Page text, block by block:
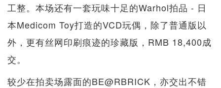
工整。本场还有一套玩味十足的Warhol拍品 - 日
本Medicom Toy打造的VCD玩偶，除了普通版以
外，更有丝网印刷痕迹的珍藏版，RMB 18,400成
交。
较少在拍卖场露面的BE@RBRICK，亦交出不错